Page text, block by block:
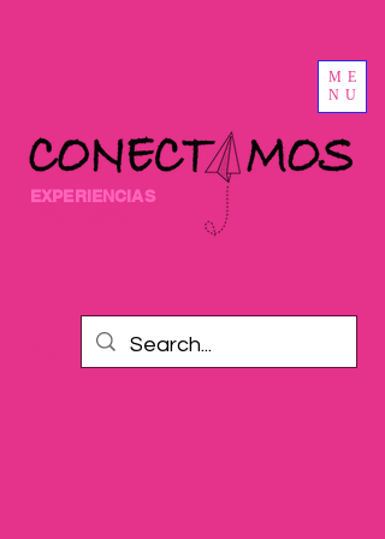
EXPERIENCIAS
ME
NU